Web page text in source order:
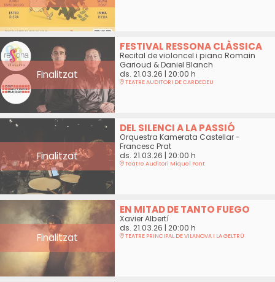
Finalitzat
FESTIVAL RESSONA CLÀSSICA
Recital de violoncel i piano Romain
Garioud & Daniel Blanch
ds. 21.03.26 | 20:00 h
TEATRE AUDITORI DE CARDEDEU
Finalitzat
DEL SILENCI A LA PASSIÓ
Orquestra Kamerata Castellar -
Francesc Prat
ds. 21.03.26 | 20:00 h
Teatre Auditori Miquel Pont
Finalitzat
EN MITAD DE TANTO FUEGO
Xavier Albertí
ds. 21.03.26 | 20:00 h
TEATRE PRINCIPAL DE VILANOVA I LA GELTRÚ